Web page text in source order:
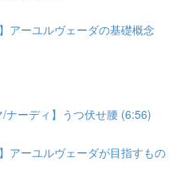
アーユルヴェーダの基礎概念
/ナーディ】うつ伏せ腰 (6:56)
アーユルヴェーダが目指すもの